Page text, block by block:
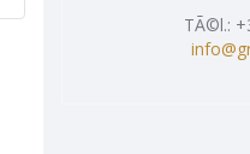
TÃ©l.: